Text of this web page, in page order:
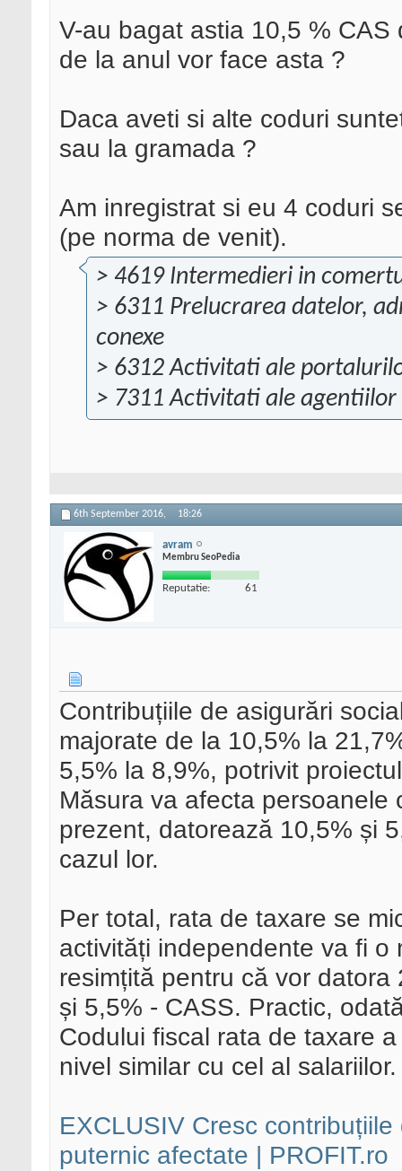
V-au bagat astia 10,5 %
de la anul vor face asta ?
Daca aveti si alte coduri
sau la gramada ?
Am inregistrat si eu 4 coduri
(pe norma de venit).
> 4619 Intermedieri in
> 6311 Prelucrarea datelor,
conexe
> 6312 Activitati ale
> 7311 Activitati ale
6th September 2016, 18:26
avram
Membru SeoPedia
Reputatie: 61
Contribuțiile de asigurări
majorate de la 10,5% la
5,5% la 8,9%, potrivit
Măsura va afecta
prezent, datorează 10,5% și
cazul lor.
Per total, rata de taxare se
activități independente va fi o
resimțită pentru că vor
și 5,5% - CASS. Practic,
Codului fiscal rata de taxare
nivel similar cu cel al salariilor.
EXCLUSIV Cresc
puternic afectate | PROFIT.ro